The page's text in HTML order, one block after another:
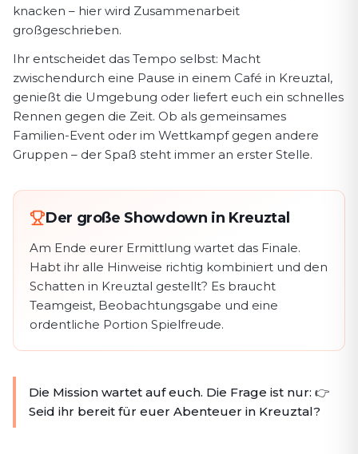
knacken – hier wird Zusammenarbeit
großgeschrieben.
Ihr entscheidet das Tempo selbst: Macht
zwischendurch eine Pause in einem Café in Kreuztal,
genießt die Umgebung oder liefert euch ein schnelles
Rennen gegen die Zeit. Ob als gemeinsames
Familien-Event oder im Wettkampf gegen andere
Gruppen – der Spaß steht immer an erster Stelle.
Der große Showdown in Kreuztal
Am Ende eurer Ermittlung wartet das Finale.
Habt ihr alle Hinweise richtig kombiniert und den
Schatten in Kreuztal gestellt? Es braucht
Teamgeist, Beobachtungsgabe und eine
ordentliche Portion Spielfreude.
Die Mission wartet auf euch. Die Frage ist nur: 👉
Seid ihr bereit für euer Abenteuer in Kreuztal?